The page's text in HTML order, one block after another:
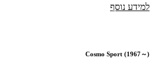
למידע נוסף
Cosmo Sport (1967～)